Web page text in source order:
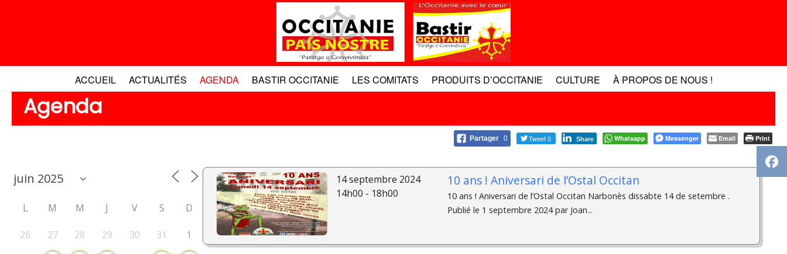
ACCUEIL ACTUALITÉS AGENDA BASTIR OCCITANIE LES COMITATS PRODUITS D’OCCITANIE CULTURE À PROPOS DE NOUS !
Agenda
Partager 0 Tweet 0 Share Whatsapp Messenger Email Print
L M M J V S D
26 27 28 29 30 31 1
14 septembre 2024
14h00 - 18h00
10 ans ! Aniversari de l’Ostal Occitan
10 ans ! Aniversari de l’Ostal Occitan Narbonès dissabte 14 de setembre .
Publié le 1 septembre 2024 par Joan...